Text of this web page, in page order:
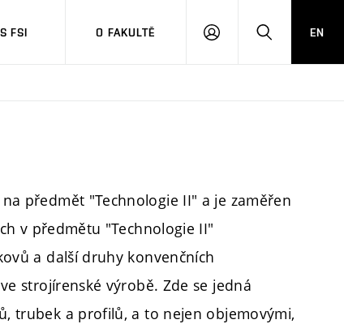
FSI O FAKULTĚ
PŘIHLÁŠENÍHLEDAT
EN
předmět "Technologie II" a je zaměřen
v předmětu "Technologie II"
a další druhy konvenčních
strojírenské výrobě. Zde se jedná
trubek a profilů, a to nejen objemovými,